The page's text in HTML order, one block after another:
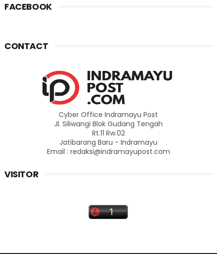
FACEBOOK
CONTACT
Cyber Office Indramayu Post
Jl. Siliwangi Blok Gudang Tengah
Rt.11 Rw.02
Jatibarang Baru - Indramayu
Email : redaksi@indramayupost.com
VISITOR